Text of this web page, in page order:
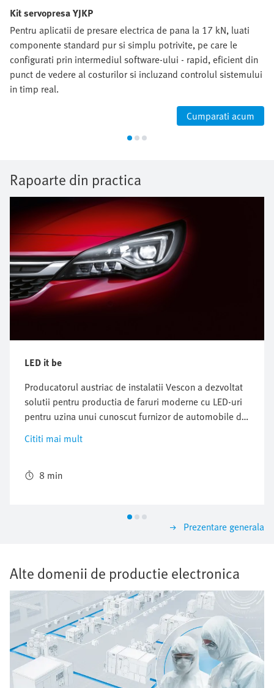
Kit servopresa YJKP
Pentru aplicatii de presare electrica de pana la 17 kN, luati
componente standard pur si simplu potrivite, pe care le
configurati prin intermediul software-ului - rapid, eficient din
punct de vedere al costurilor si incluzand controlul sistemului
in timp real.
Cumparati acum
Rapoarte din practica
LED it be
Producatorul austriac de instalatii Vescon a dezvoltat
solutii pentru productia de faruri moderne cu LED-uri
pentru uzina unui cunoscut furnizor de automobile din
Slovacia. Accentul a fost pus pe un dispozitiv eficient,
pe procesarea corecta a etapelor de productie critice
continua. De asemenea, specialistii de la Centrul
Cititi mai mult
8 min
Prezentare generala
Alte domenii de productie electronica